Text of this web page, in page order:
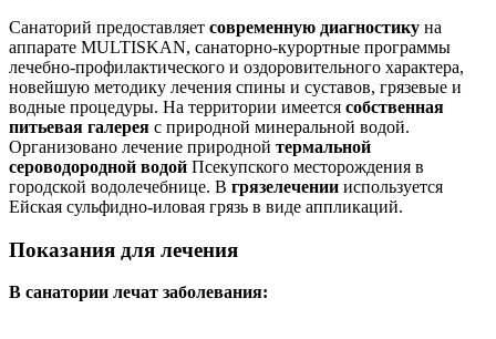
Санаторий предоставляет современную диагностику на
аппарате MULTISKAN, санаторно-курортные программы
лечебно-профилактического и оздоровительного характера,
новейшую методику лечения спины и суставов, грязевые и
водные процедуры. На территории имеется собственная
питьевая галерея с природной минеральной водой.
Организовано лечение природной термальной
сероводородной водой Псекупского месторождения в
городской водолечебнице. В грязелечении используется
Ейская сульфидно-иловая грязь в виде аппликаций.
Показания для лечения
В санатории лечат заболевания: